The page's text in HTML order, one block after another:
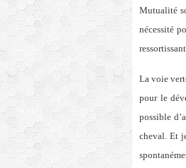
Mutualité
nécessité
La voie
pour le
possible
cheval. Et